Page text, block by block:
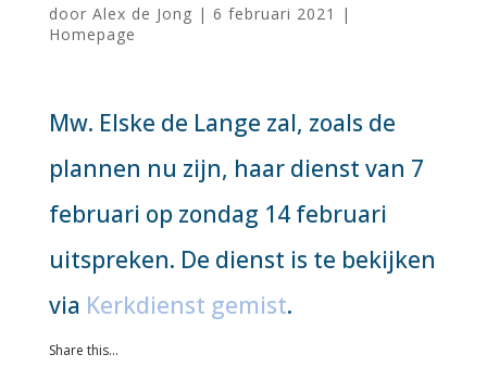
door Alex de Jong | 6 februari 2021
|
Homepage
Mw. Elske de Lange zal, zoals de
plannen nu zijn, haar dienst van 7
februari op zondag 14 februari
uitspreken. De dienst is te bekijken
via Kerkdienst gemist.
Share this...